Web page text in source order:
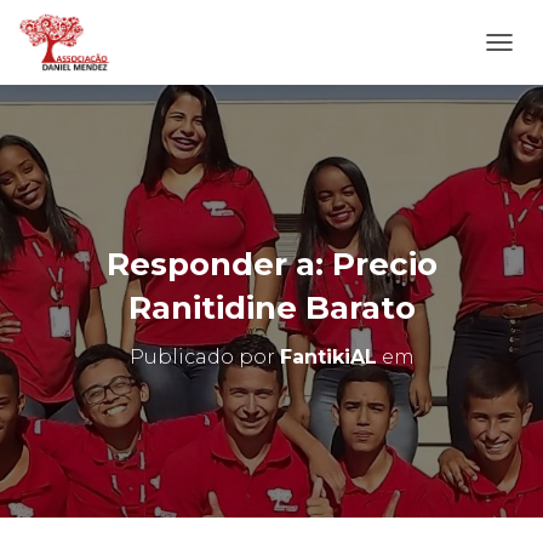
L
T
E
R
N
A
N
A
E
G
O
Responder a: Precio
Ranitidine Barato
Publicado porFantikiALem